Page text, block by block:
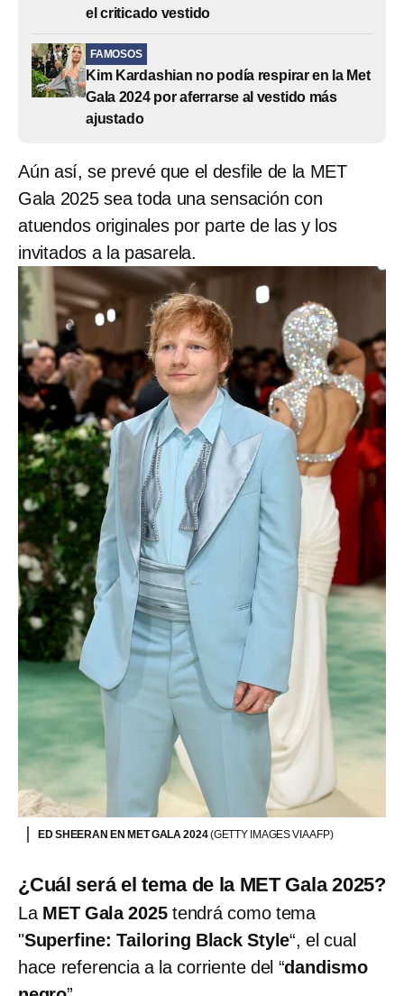
el criticado vestido
FAMOSOS
Kim Kardashian no podía respirar en la Met
Gala 2024 por aferrarse al vestido más
ajustado
Aún así, se prevé que el desfile de la MET
Gala 2025 sea toda una sensación con
atuendos originales por parte de las y los
invitados a la pasarela.
ED SHEERAN EN MET GALA 2024(GETTY IMAGES VIA AFP)
¿Cuál será el tema de la MET Gala 2025?
La MET Gala 2025tendrá como tema
"Superfine: Tailoring Black Style“, el cual
hace referencia a la corriente del “dandismo